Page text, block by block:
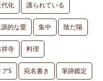
代化 護られている
的な愛 集中 陰だ陽
祥寺 料理
S 宛名書き 筆跡鑑定